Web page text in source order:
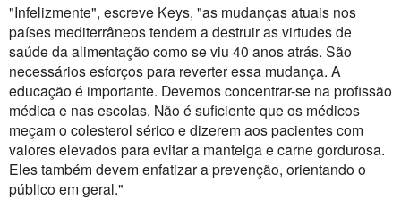
"Infelizmente", escreve Keys, "as mudanças atuais nos
países mediterrâneos tendem a destruir as virtudes de
saúde da alimentação como se viu 40 anos atrás. São
necessários esforços para reverter essa mudança. A
educação é importante. Devemos concentrar-se na profissão
médica e nas escolas. Não é suficiente que os médicos
meçam o colesterol sérico e dizerem aos pacientes com
valores elevados para evitar a manteiga e carne gordurosa.
Eles também devem enfatizar a prevenção, orientando o
público em geral."